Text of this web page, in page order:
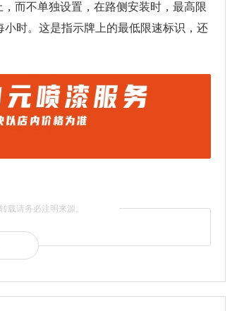
而不单独设置，在路侧安装时，最高限
时。这是指示牌上的最低限速标识，还
载请务必注明来源。